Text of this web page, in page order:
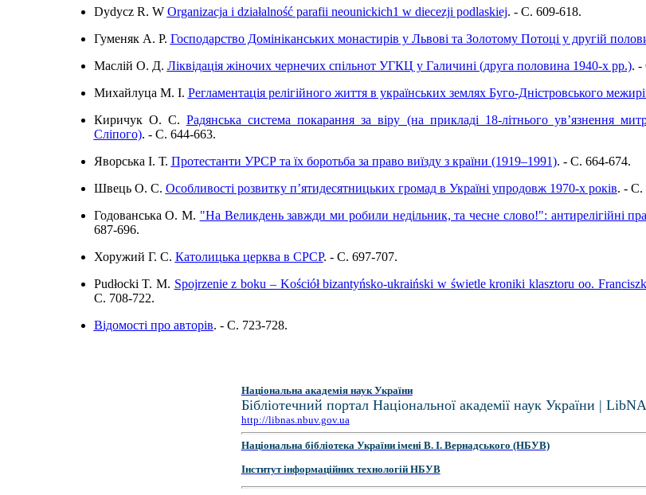
Dydycz R. W Organizacja i działalność parafii neounickich1 w diecezji podlaskiej. - C. 609-618.
Гуменяк А. Р. Господарство Домініканських монастирів у Львові та Золотому Потоці у другій
Маслій О. Д. Ліквідація жіночих чернечих спільнот УГКЦ у Галичині (друга половина 1940-х рр.). -
Михайлуца М. І. Регламентація релігійного життя в українських землях Буго-Дністровського
Киричук О. С. Радянська система покарання за віру (на прикладі 18-літнього ув’язнення
Сліпого). - C. 644-663.
Яворська І. Т. Протестанти УРСР та їх боротьба за право виїзду з країни (1919–1991). - C. 664-674.
Швець О. С. Особливості розвитку п’ятидесятницьких громад в Україні упродовж 1970-х років. - C.
Годованська О. М. "На Великдень завжди ми робили недільник, та чесне слово!": антирелігійні
687-696.
Хоружий Г. С. Католицька церква в СРСР. - C. 697-707.
Pudłocki T. М. Spojrzenie z boku – Kościół bizantyńsko-ukraiński w świetle kroniki klasztoru oo.
C. 708-722.
Відомості про авторів. - C. 723-728.
Національна академія наук України
Бібліотечний портал Національної академії наук України |
http://libnas.nbuv.gov.ua
Національна бібліотека України імені В. І. Вернадського (НБУВ)
Інститут інформаційних технологій НБУВ